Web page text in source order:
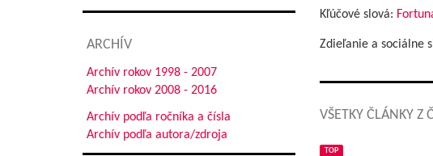
ARCHÍV
Archív rokov 1998 - 2007
Archív rokov 2008 - 2016
Archív podľa ročníka a čísla
Archív podľa autora/zdroja
Kľúčové slová:
Zdieľanie a sociálne
VŠETKY ČLÁNKY Z
TOP